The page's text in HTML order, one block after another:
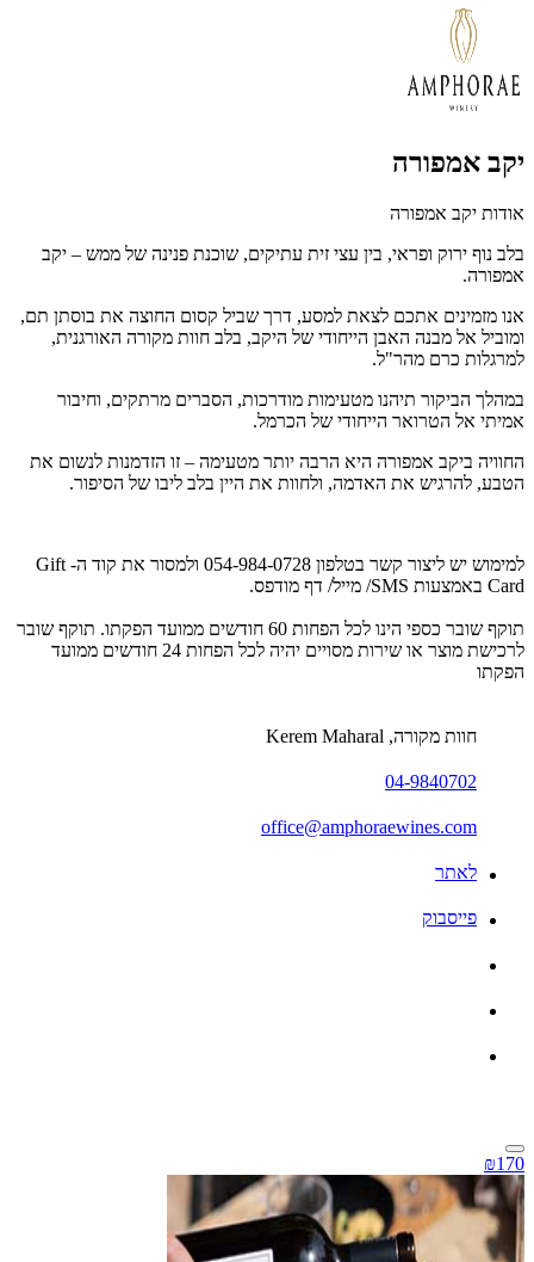
יקב אמפורה
אודות יקב אמפורה
בלב נוף ירוק ופראי, בין עצי זית עתיקים, שוכנת פנינה של ממש – יקב
אמפורה.
אנו מזמינים אתכם לצאת למסע, דרך שביל קסום החוצה את בוסתן תם,
ומוביל אל מבנה האבן הייחודי של היקב, בלב חוות מקורה האורגנית,
למרגלות כרם מהר"ל.
במהלך הביקור תיהנו מטעימות מודרכות, הסברים מרתקים, וחיבור
אמיתי אל הטרואר הייחודי של הכרמל.
החוויה ביקב אמפורה היא הרבה יותר מטעימה – זו הזדמנות לנשום את
הטבע, להרגיש את האדמה, ולחוות את היין בלב ליבו של הסיפור.
למימוש יש ליצור קשר בטלפון 054-984-0728 ולמסור את קוד ה- Gift
Card באמצעות SMS/ מייל/ דף מודפס.
תוקף שובר כספי הינו לכל הפחות 60 חודשים ממועד הפקתו. תוקף שובר
לרכישת מוצר או שירות מסויים יהיה לכל הפחות 24 חודשים ממועד
הפקתו
חוות מקורה, Kerem Maharal
04-9840702
office@amphoraewines.com
לאתר
פייסבוק
₪170